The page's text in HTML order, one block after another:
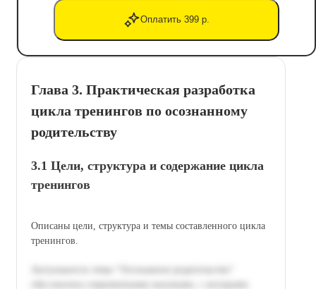
Оплатить 399 р.
Глава 3. Практическая разработка
цикла тренингов по осознанному
родительству
3.1 Цели, структура и содержание цикла
тренингов
Описаны цели, структура и темы составленного цикла
тренингов.